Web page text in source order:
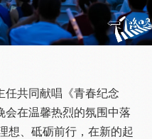
任共同献唱《青春纪念
会在温馨热烈的氛围中落
想、砥砺前行，在新的起